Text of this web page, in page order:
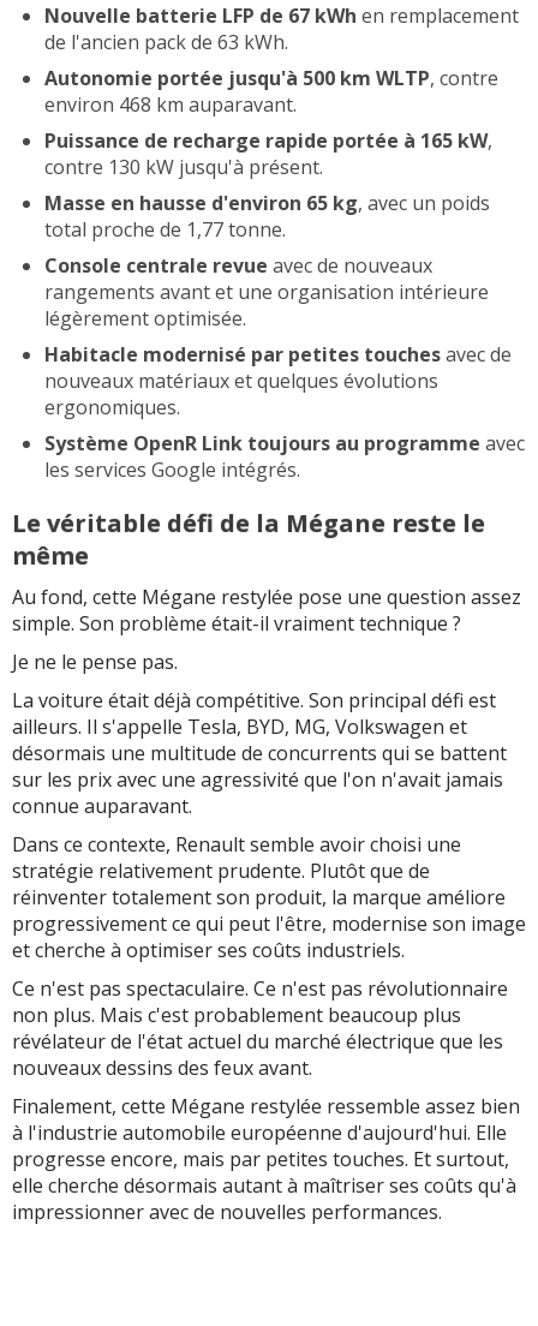
Nouvelle batterie LFP de 67 kWh en remplacement
de l'ancien pack de 63 kWh.
Autonomie portée jusqu'à 500 km WLTP, contre
environ 468 km auparavant.
Puissance de recharge rapide portée à 165 kW,
contre 130 kW jusqu'à présent.
Masse en hausse d'environ 65 kg, avec un poids
total proche de 1,77 tonne.
Console centrale revue avec de nouveaux
rangements avant et une organisation intérieure
légèrement optimisée.
Habitacle modernisé par petites touchesavec de
nouveaux matériaux et quelques évolutions
ergonomiques.
Système OpenR Link toujours au programme avec
les services Google intégrés.
Le véritable défi de la Mégane reste le
même
Au fond, cette Mégane restylée pose une question assez
simple. Son problème était-il vraiment technique ?
Je ne le pense pas.
La voiture était déjà compétitive. Son principal défi est
ailleurs. Il s'appelle Tesla, BYD, MG, Volkswagen et
désormais une multitude de concurrents qui se battent
sur les prix avec une agressivité que l'on n'avait jamais
connue auparavant.
Dans ce contexte, Renault semble avoir choisi une
stratégie relativement prudente. Plutôt que de
réinventer totalement son produit, la marque améliore
progressivement ce qui peut l'être, modernise son image
et cherche à optimiser ses coûts industriels.
Ce n'est pas spectaculaire. Ce n'est pas révolutionnaire
non plus. Mais c'est probablement beaucoup plus
révélateur de l'état actuel du marché électrique que les
nouveaux dessins des feux avant.
Finalement, cette Mégane restylée ressemble assez bien
à l'industrie automobile européenne d'aujourd'hui. Elle
progresse encore, mais par petites touches. Et surtout,
elle cherche désormais autant à maîtriser ses coûts qu'à
impressionner avec de nouvelles performances.